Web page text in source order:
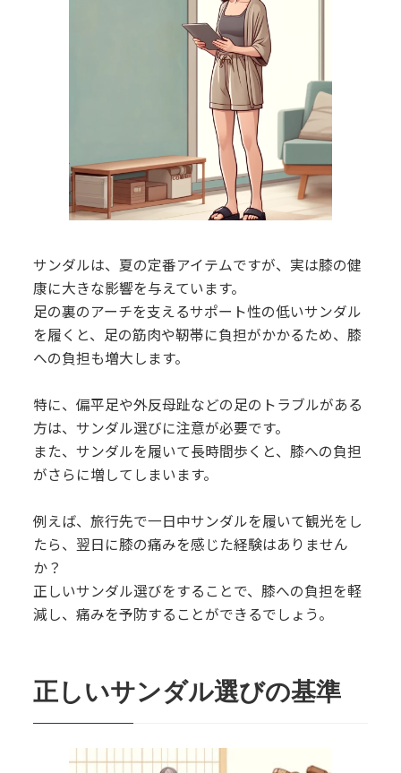
サンダルは、夏の定番アイテムですが、実は膝の健
康に大きな影響を与えています。
足の裏のアーチを支えるサポート性の低いサンダル
を履くと、足の筋肉や靭帯に負担がかかるため、膝
への負担も増大します。
特に、偏平足や外反母趾などの足のトラブルがある
方は、サンダル選びに注意が必要です。
また、サンダルを履いて長時間歩くと、膝への負担
がさらに増してしまいます。
例えば、旅行先で一日中サンダルを履いて観光をし
たら、翌日に膝の痛みを感じた経験はありません
か？
正しいサンダル選びをすることで、膝への負担を軽
減し、痛みを予防することができるでしょう。
正しいサンダル選びの基準